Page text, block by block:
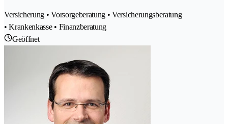
Versicherung • Vorsorgeberatung • Versicherungsberatung
• Krankenkasse • Finanzberatung
Geöffnet